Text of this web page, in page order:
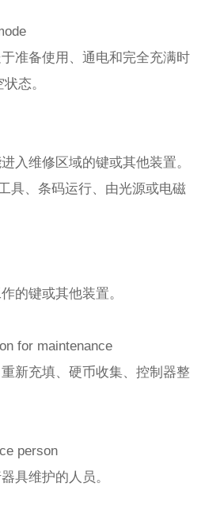
准备使用、通电和完全充满时
态。
维修区域的键或其他装置。
、条码运行、由光源或电磁
键或其他装置。
for maintenance
充填、硬币收集、控制器整
person
维护的人员。